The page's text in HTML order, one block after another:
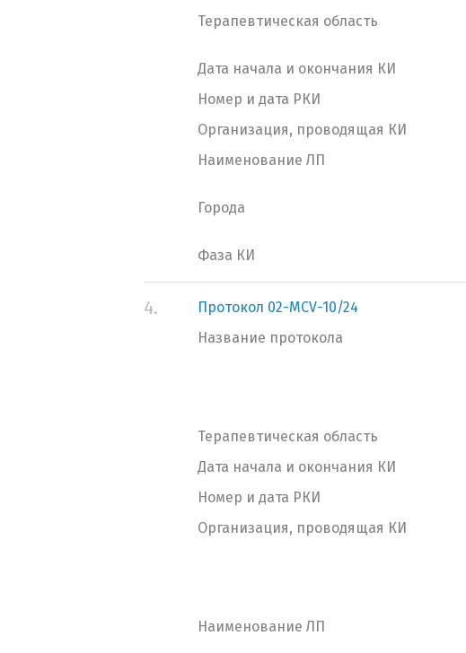
Терапевтическая область
Дата начала и окончания КИ
Номер и дата РКИ
Организация, проводящая КИ
Наименование ЛП
Города
Фаза КИ
4.
Протокол 02-MCV-10/24
Название протокола
Терапевтическая область
Дата начала и окончания КИ
Номер и дата РКИ
Организация, проводящая КИ
Наименование ЛП